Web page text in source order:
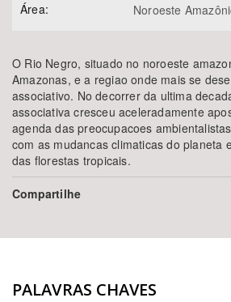
Área: Noroeste
O Rio Negro, situado no noroeste
Amazonas, e a regiao onde mais se
associativo. No decorrer da ultima
associativa cresceu aceleradamente
agenda das preocupacoes
com as mudancas climaticas do planeta
das florestas tropicais.
Compartilhe
PALAVRAS CHAVES